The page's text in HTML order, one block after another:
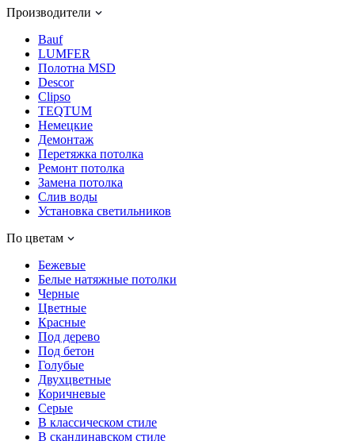
Производители
Bauf
LUMFER
Полотна MSD
Descor
Clipso
TEQTUM
Немецкие
Демонтаж
Перетяжка потолка
Ремонт потолка
Замена потолка
Слив воды
Установка светильников
По цветам
Бежевые
Белые натяжные потолки
Черные
Цветные
Красные
Под дерево
Под бетон
Голубые
Двухцветные
Коричневые
Серые
В классическом стиле
В скандинавском стиле